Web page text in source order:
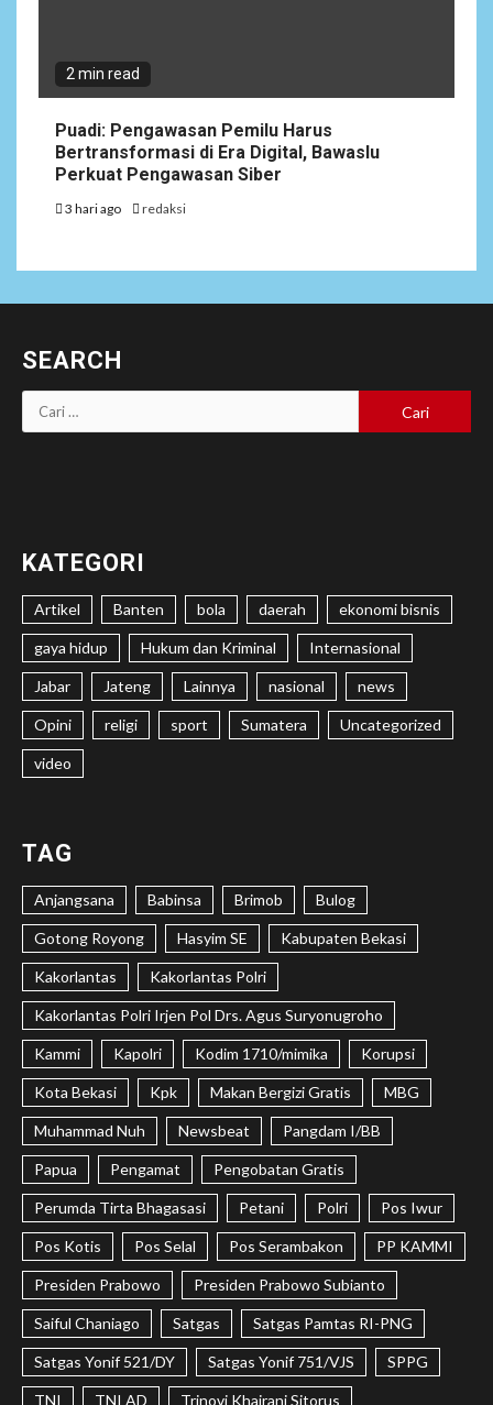
2 min read
Puadi: Pengawasan Pemilu Harus
Bertransformasi di Era Digital, Bawaslu
Perkuat Pengawasan Siber
3 hari ago redaksi
SEARCH
Cari
untuk:
KATEGORI
Artikel Banten bola daerah ekonomi bisnis
gaya hidup Hukum dan Kriminal Internasional
Jabar Jateng Lainnya nasional news
Opini religi sport Sumatera Uncategorized
video
TAG
Anjangsana Babinsa Brimob Bulog
Gotong Royong Hasyim SE Kabupaten Bekasi
Kakorlantas Kakorlantas Polri
Kakorlantas Polri Irjen Pol Drs. Agus Suryonugroho
Kammi Kapolri Kodim 1710/mimika Korupsi
Kota Bekasi Kpk Makan Bergizi Gratis MBG
Muhammad Nuh Newsbeat Pangdam I/BB
Papua Pengamat Pengobatan Gratis
Perumda Tirta Bhagasasi Petani Polri Pos Iwur
Pos Kotis Pos Selal Pos Serambakon PP KAMMI
Presiden Prabowo Presiden Prabowo Subianto
Saiful Chaniago Satgas Satgas Pamtas RI-PNG
Satgas Yonif 521/DY Satgas Yonif 751/VJS SPPG
TNI TNI AD Trinovi Khairani Sitorus